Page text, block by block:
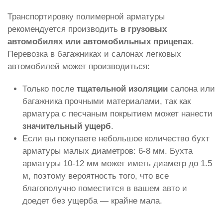
Транспортировку полимерной арматуры
рекомендуется производить в грузовых
автомобилях или автомобильных прицепах.
Перевозка в багажниках и салонах легковых
автомобилей может производиться:
Только после тщательной изоляции салона или
багажника прочными материалами, так как
арматура с песчаным покрытием может нанести
значительный ущерб.
Если вы покупаете небольшое количество бухт
арматуры малых диаметров: 6-8 мм. Бухта
арматуры 10-12 мм может иметь диаметр до 1.5
м, поэтому вероятность того, что все
благополучно поместится в вашем авто и
доедет без ущерба — крайне мала.